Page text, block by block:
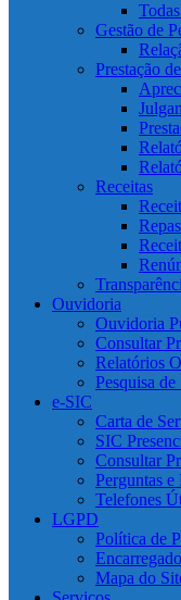
Gestão de
Prestação
Receitas
Ouvidoria
Ouvidoria
Consultar
Relatórios
Pesquisa de
e-SIC
Carta de
SIC
Consultar
Perguntas e
Telefones
LGPD
Política de
Mapa do